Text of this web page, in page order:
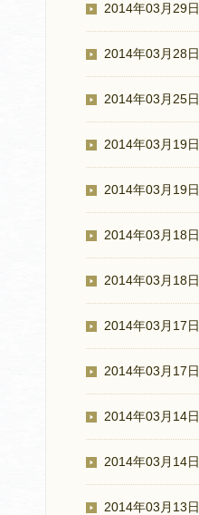
2014年03月29日
2014年03月28日
2014年03月25日
2014年03月19日
2014年03月19日
2014年03月18日
2014年03月18日
2014年03月17日
2014年03月17日
2014年03月14日
2014年03月14日
2014年03月13日